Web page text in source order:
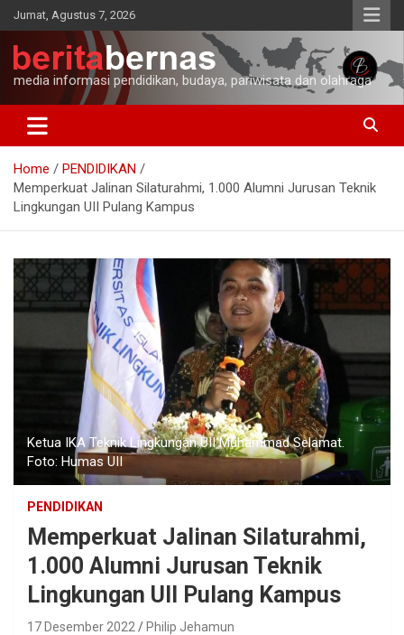
Skip
to
content
Jumat, Agustus 7, 2026
media informasi pendidikan, budaya, pariwisata dan olahraga
Home
PENDIDIKAN
Memperkuat Jalinan Silaturahmi, 1.000 Alumni Jurusan Teknik
Lingkungan UII Pulang Kampus
Ketua IKA Teknik Lingkungan UII Muhammad Selamat.
Foto: Humas UII
PENDIDIKAN
Memperkuat Jalinan Silaturahmi,
1.000 Alumni Jurusan Teknik
Lingkungan UII Pulang Kampus
17 Desember 2022 Philip Jehamun